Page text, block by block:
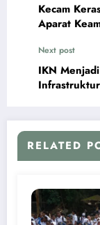
Kecam
Aparat
Next post
IKN
RELATED